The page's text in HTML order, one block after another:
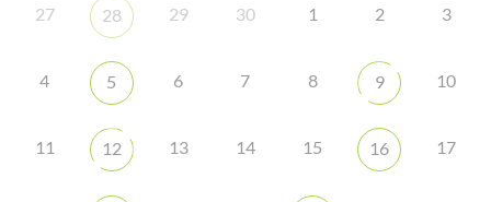
27 28 29 30 1 2 3
4 5 6 7 8 9 10
11 12 13 14 15 16 17